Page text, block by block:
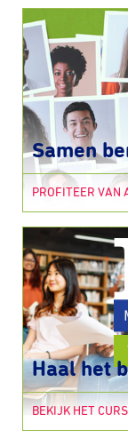
Samen
PROFITEER VAN
Haal het
BEKIJK HET